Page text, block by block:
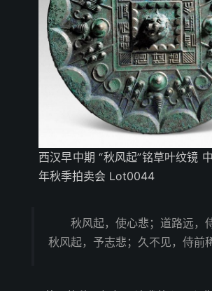
西汉早中期 “秋风起”铭草叶纹镜
年秋季拍卖会 Lot0044
秋风起，使心悲；道路远，
秋风起，予志悲；久不见，侍前